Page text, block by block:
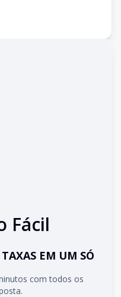
Fácil
EM UM SÓ
com todos os